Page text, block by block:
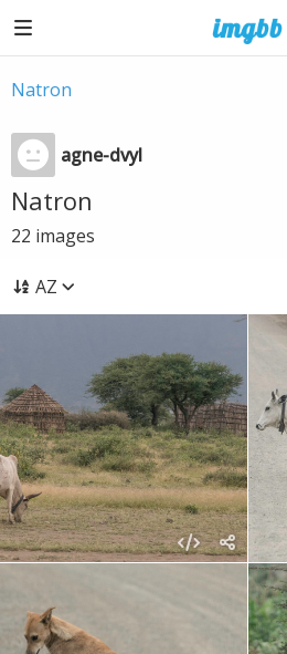
Natron
agne-dvyl
Natron
22 images
AZ